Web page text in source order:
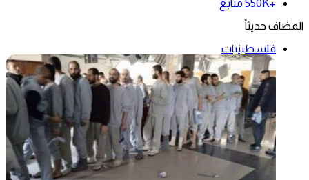
+550K
متابع
المضاف حديثاً
فلسطينيات